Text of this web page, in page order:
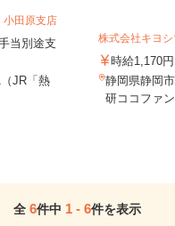
田原支店
当別途支
JR「熱
株式会社キヨシ
時給1,170円
静岡県静岡
研ココファ
全 6件中 1 - 6件を表示